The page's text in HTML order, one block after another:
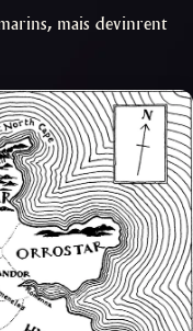
mais devinrent